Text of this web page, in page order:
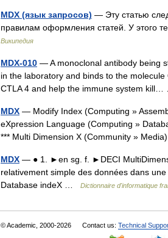
MDX (язык запросов) — Эту статью
правилам оформления статей. У этого
Википедия
MDX-010 — A monoclonal antibody being
in the laboratory and binds to the
CTLA 4 and help the immune system
MDX — Modify Index (Computing »
eXpression Language (Computing »
*** Multi Dimension X (Community »
MDX — ● 1. ►en sg. f. ►DECI
relativement simple des données dans
Database indeX …
Dictionnaire d'informatique
© Academic, 2000-2026 Contact us: Technical